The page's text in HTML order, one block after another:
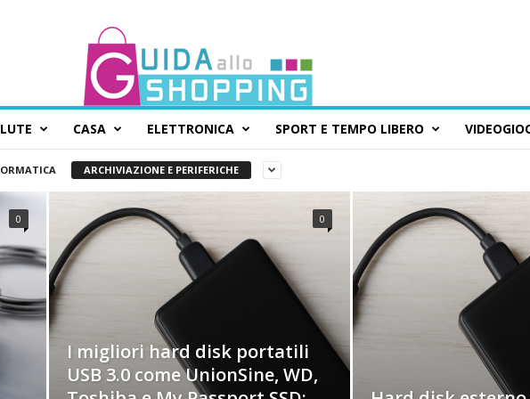
CASA ELETTRONICA SPORT E TEMPO LIBERO
ARCHIVIAZIONE E PERIFERICHE
0
I migliori hard disk portatili
USB 3.0 come UnionSine, WD,
0